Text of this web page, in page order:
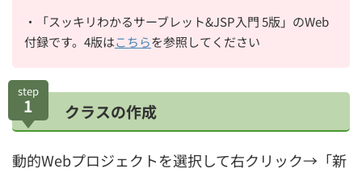
・「スッキリわかるサーブレット&JSP入門 5版」のWeb
付録です。4版はこちらを参照してください
step
1 クラスの作成
動的Webプロジェクトを選択して右クリック→「新